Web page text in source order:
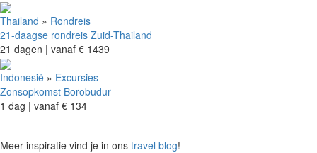
Thailand » Rondreis
21-daagse rondreis Zuid-Thailand
21 dagen | vanaf € 1439
Indonesië » Excursies
Zonsopkomst Borobudur
1 dag | vanaf € 134
Meer inspiratie vind je in ons travel blog!